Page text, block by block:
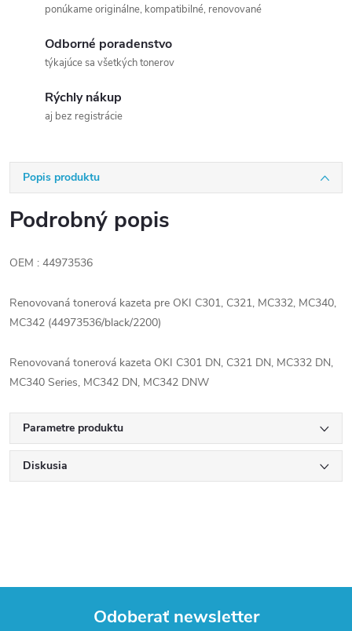
ponúkame originálne, kompatibilné, renovované
Odborné poradenstvo
týkajúce sa všetkých tonerov
Rýchly nákup
aj bez registrácie
Popis produktu
Podrobný popis
OEM : 44973536
Renovovaná tonerová kazeta pre OKI C301, C321, MC332, MC340,
MC342 (44973536/black/2200)
Renovovaná tonerová kazeta OKI C301 DN, C321 DN, MC332 DN,
MC340 Series, MC342 DN, MC342 DNW
Parametre produktu
Diskusia
Odoberať newsletter